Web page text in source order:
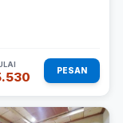
PESAN